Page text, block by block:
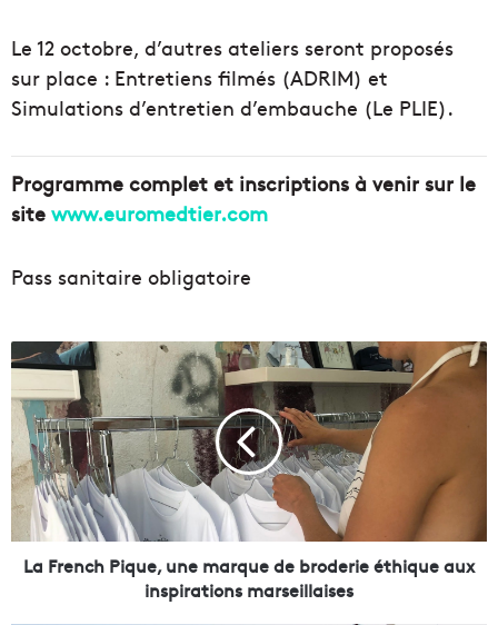
Le 12 octobre, d’autres ateliers seront proposés
sur place : Entretiens filmés (ADRIM) et
Simulations d’entretien d’embauche (Le PLIE).
Programme complet et inscriptions à venir sur le
site www.euromedtier.com
Pass sanitaire obligatoire
L
a
F
r
e
n
c
h
P
La French Pique, une marque de broderie éthique aux
inspirations marseillaises